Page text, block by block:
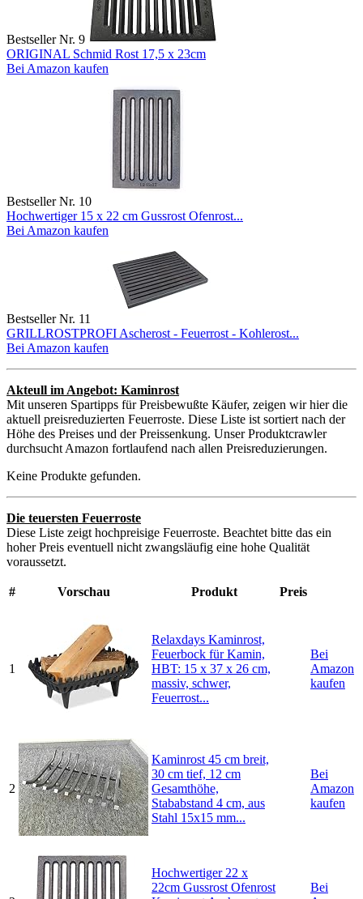
Bestseller Nr. 9
ORIGINAL Schmid Rost 17,5 x 23cm
Bei Amazon kaufen
Bestseller Nr. 10
Hochwertiger 15 x 22 cm Gussrost Ofenrost...
Bei Amazon kaufen
Bestseller Nr. 11
GRILLROSTPROFI Ascherost - Feuerrost - Kohlerost...
Bei Amazon kaufen
Akteull im Angebot: Kaminrost
Mit unseren Spartipps für Preisbewußte Käufer, zeigen wir hier die
aktuell preisreduzierten Feuerroste. Diese Liste ist sortiert nach der
Höhe des Preises und der Preissenkung. Unser Produktcrawler
durchsucht Amazon fortlaufend nach allen Preisreduzierungen.
Keine Produkte gefunden.
Die teuersten Feuerroste
Diese Liste zeigt hochpreisige Feuerroste. Beachtet bitte das ein
hoher Preis eventuell nicht zwangsläufig eine hohe Qualität
voraussetzt.
# Vorschau Produkt Preis
1
Relaxdays Kaminrost,
Feuerbock für Kamin,
HBT: 15 x 37 x 26 cm,
massiv, schwer,
Feuerrost...
Bei
Amazon
kaufen
2
Kaminrost 45 cm breit,
30 cm tief, 12 cm
Gesamthöhe,
Stababstand 4 cm, aus
Stahl 15x15 mm...
Bei
Amazon
kaufen
Hochwertiger 22 x
22cm Gussrost Ofenrost
Bei